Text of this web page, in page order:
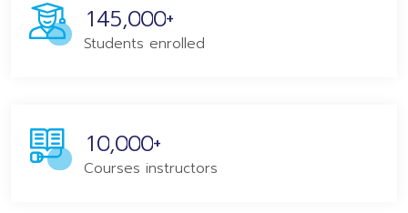
145,000+
Students enrolled
10,000+
Courses instructors